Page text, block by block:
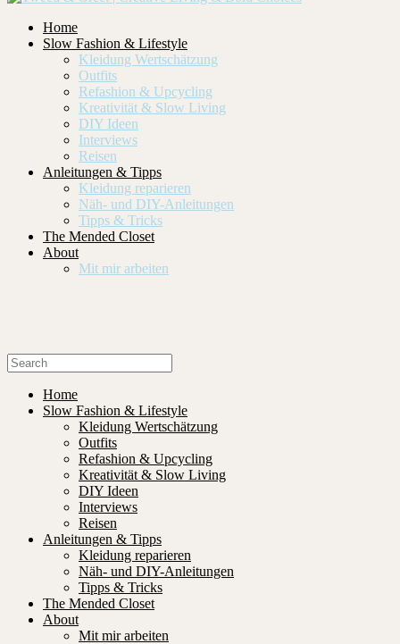
Home
Slow Fashion & Lifestyle
Kleidung Wertschätzung
Outfits
Refashion & Upcycling
Kreativität & Slow Living
DIY Ideen
Interviews
Reisen
Anleitungen & Tipps
Kleidung reparieren
Näh- und DIY-Anleitungen
Tipps & Tricks
The Mended Closet
About
Mit mir arbeiten
Home
Slow Fashion & Lifestyle
Kleidung Wertschätzung
Outfits
Refashion & Upcycling
Kreativität & Slow Living
DIY Ideen
Interviews
Reisen
Anleitungen & Tipps
Kleidung reparieren
Näh- und DIY-Anleitungen
Tipps & Tricks
The Mended Closet
About
Mit mir arbeiten